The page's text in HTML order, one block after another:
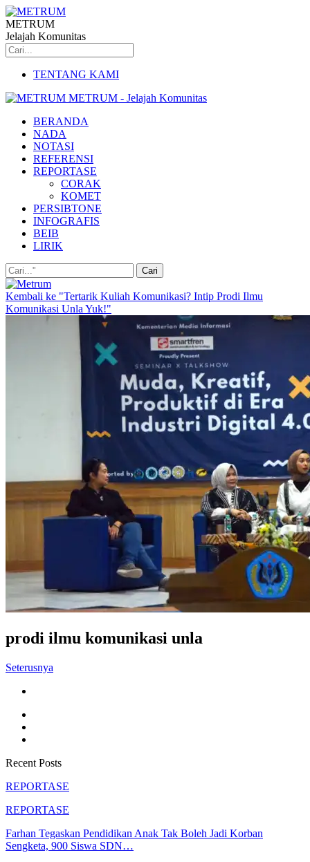
METRUM
Jelajah Komunitas
TENTANG KAMI
METRUM - Jelajah Komunitas
BERANDA
NADA
NOTASI
REFERENSI
REPORTASE
CORAK
KOMET
PERSIBTONE
INFOGRAFIS
BEIB
LIRIK
Kembali ke "Tertarik Kuliah Komunikasi? Intip Prodi Ilmu
Komunikasi Unla Yuk!"
prodi ilmu komunikasi unla
Seterusnya
Recent Posts
REPORTASE
REPORTASE
Farhan Tegaskan Pendidikan Anak Tak Boleh Jadi Korban
Sengketa, 900 Siswa SDN…